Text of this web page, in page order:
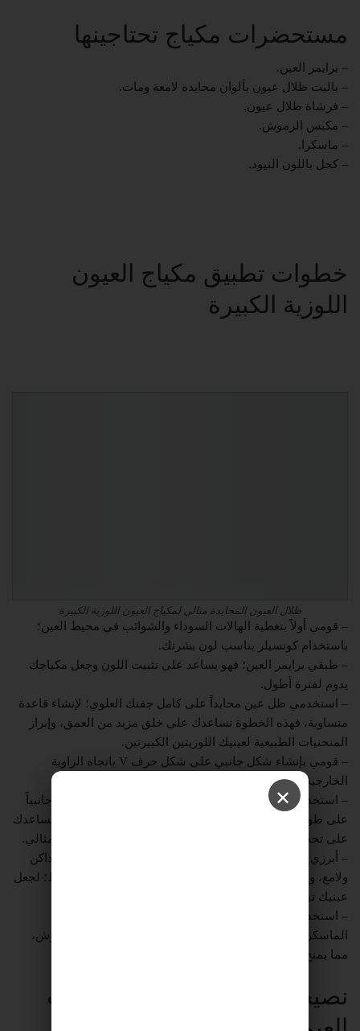
مستحضرات مكياج تحتاجينها
– برايمر العين.
– باليت ظلال عيون بألوان محايدة لامعة ومات.
– فرشاة ظلال عيون.
– مكبس الرموش.
– ماسكرا.
– كحل باللون النيود.
خطوات تطبيق مكياج العيون
اللوزية الكبيرة
ظلال العيون المحايدة مثالي لمكياج العيون اللوزية الكبيرة
– قومي أولاً بتغطية الهالات السوداء والشوائب في محيط العين؛
باستخدام كونسيلر يناسب لون بشرتك.
– طبقي برايمر العين؛ فهو يساعد على تثبيت اللون وجعل مكياجك
يدوم لفترة أطول.
– استخدمي ظل عين محايداً على كامل جفنك العلوي؛ لإنشاء قاعدة
متساوية، فهذه الخطوة تساعدك على خلق مزيد من العمق، وإبراز
المنحنيات الطبيعية لعينيك اللوزيتين الكبيرتين.
– قومي بإنشاء شكل جانبي على شكل حرف V باتجاه الزاوية
الخارجية للعين.
– استخدمي ظل عين أغمق قليلاً، واصنعي من خلاله شكل V جانبياً
على طول خط الرموش العلوية وكسرة العين، فهذه الخطوة تساعدك
على تحديد شكل العين اللوزية الكبيرة وتعزيز تناسقها بشكل مثالي.
– أبرزي الزوايا الخارجية لعينيك؛ من خلال استخدام ظل عين داكن
ولامع، واحرصي على تطبيقه على الزاوية الخارجية للعين فقط؛ لجعل
عينيك تبرزان أكثر.
– استخدمي مكبس الرموش، وضعي من ثم طبقات عدة من
الماسكرا، مع الحرص على التركيز على الجهة الخارجية للرموش،
مما يمنح العين اللوزية مظهراً مثالياً.
نصيحة من المحترفين لصاحبات
✕